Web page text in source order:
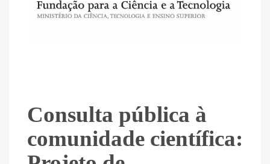
Consulta pública à
comunidade científica: